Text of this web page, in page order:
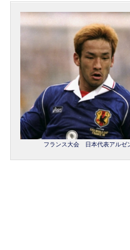
フランス大会 日本代表アルゼ